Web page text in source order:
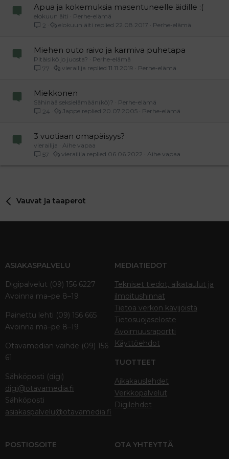
Apua ja kokemuksia masentuneelle äidille :(
elokuun äiti
Perhe-elämä
2
Perhe-elämä
22.08.2017
elokuun äiti
Miehen outo raivo ja karmiva puhetapa
Pitäisikö jo juosta?
Perhe-elämä
77
Perhe-elämä
11.11.2019
vierailija
Miekkonen
Sähinää seksielämään(kö)?
Perhe-elämä
24
Perhe-elämä
20.07.2005
Jappe
3 vuotiaan omapäisyys?
vierailija
Aihe vapaa
57
Aihe vapaa
06.06.2022
vierailija
Vauvat ja taaperot
ASIAKASPALVELU
Digipalvelut (09) 156 6227
Avoinna ma–pe 8–19
Painettu lehti (09) 156 665
Avoinna ma–pe 8–19
Otavamedian vaihde (09) 156
61
Sähköposti (digi)
digi@otavamedia.fi
Sähköposti
asiakaspalvelu@otavamedia.fi
MEDIATIEDOT
Tekniset tiedot, aikataulut ja
ilmoitushinnat
Tietoa verkon kävijöistä
Tietosuojaseloste
Avoimuusraportti
Käyttöehdot
TUOTTEET
Aikakauslehdet
Verkkopalvelut
Digilehdet
POSTIOSOITE OTA YHTEYTTÄ